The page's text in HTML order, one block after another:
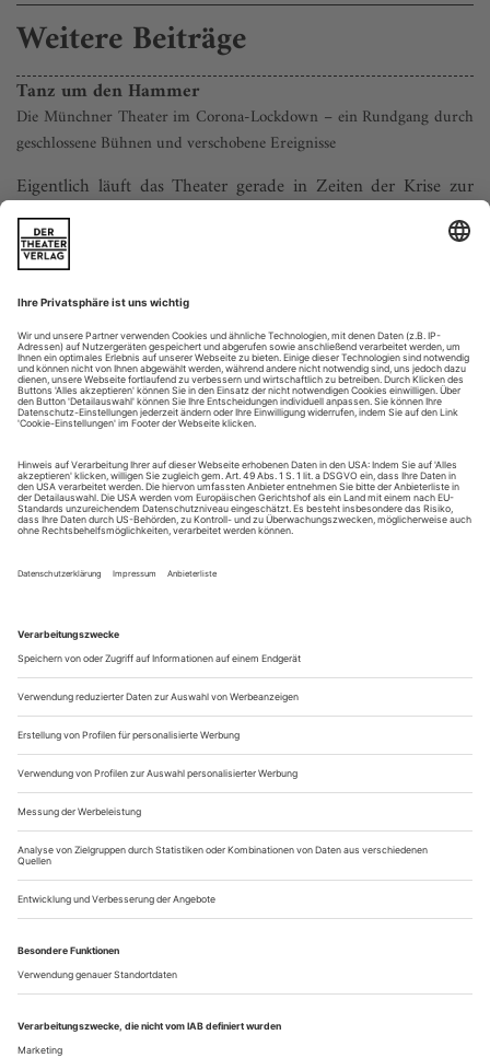
Weitere Beiträge
Tanz um den Hammer
Die Münchner Theater im Corona-Lockdown – ein Rundgang durch
geschlossene Bühnen und verschobene Ereignisse
Eigentlich läuft das Theater gerade in Zeiten der Krise zur
Höchstform auf. Als Ort subversiver Gemeinschaft und
kollektiver Selbstvergewisserung, zum Mut fassen und Kraft
schöpfen und um mitten in einer unübersichtlichen
gesellschaftspolitischen Situation den Blick für besondere
Standpunkte zu öffnen und die Gedanken zu schärfen. All das
wäre auch jetzt besonders...
Wie ein Engel
Die britische Performerin Lucifire hängt an Haken in ihrem Fleisch in
und Hexen
Karin CernyWie sind Sie bei Florentina Holzinger gelandet?
LucifireIch habe mit der Performerin Vero­nica Thompson,
suchen, die Erfahrungen mit Body Sus­pension haben, sich
also auf Haken in ihrem Fleisch aufhängen lassen wollen. Ich
hatte...
Mülheim/Ruhr: Unmoralischer Fixstern
nach Joris-Karl Huysmans und Michel Houellebecq
«Unterwerfung/Gegen den Strich»
Ist das jetzt Trotz? Regisseur Philipp Preuss geriet im letzten
Jahr in eine Repräsentationsdebatte: Seine Uraufführung des
Dramas «atlas» von Thomas Köck wurde seitens asiatisch-
deutscher Kulturschaffender grundlegend dafür kritisiert, dass
hier «weiße Menschen die Geschichten von Menschen of
colour auf deren Kosten nutzen» würden. In Mülheim
inszeniert der weiße...